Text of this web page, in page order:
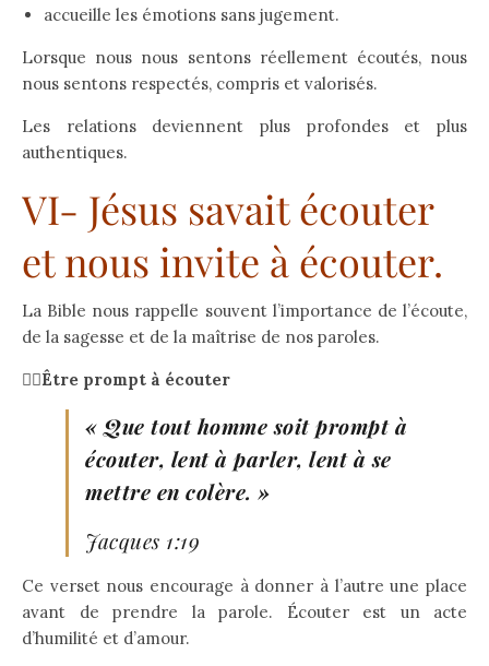
accueille les émotions sans jugement.
Lorsque nous nous sentons réellement écoutés, nous
nous sentons respectés, compris et valorisés.
Les relations deviennent plus profondes et plus
authentiques.
VI- Jésus savait écouter
et nous invite à écouter.
La Bible nous rappelle souvent l’importance de l’écoute,
de la sagesse et de la maîtrise de nos paroles.
👉🏻Être prompt à écouter
« Que tout homme soit prompt à
écouter, lent à parler, lent à se
mettre en colère. »
Jacques 1:19
Ce verset nous encourage à donner à l’autre une place
avant de prendre la parole. Écouter est un acte
d’humilité et d’amour.